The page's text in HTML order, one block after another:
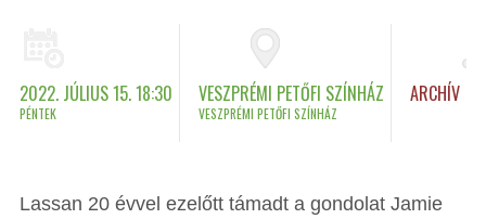
2022. JÚLIUS 15. 18:30
PÉNTEK
VESZPRÉMI PETŐFI SZÍNHÁZ
VESZPRÉMI PETŐFI SZÍNHÁZ
ARCHÍV
Lassan 20 évvel ezelőtt támadt a gondolat Jamie